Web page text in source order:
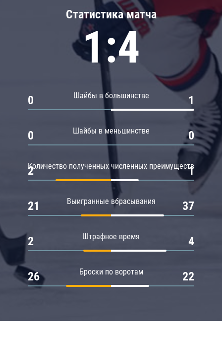
Статистика матча
1:4
Шайбы в большинстве
0 1
Шайбы в меньшинстве
0 0
Количество полученных численных преимуществ
2 1
Выигранные вбрасывания
21 37
Штрафное время
2 4
Броски по воротам
26 22